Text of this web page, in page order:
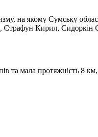
на якому Сумську
Страфун Кирил,
та мала протяжність 8